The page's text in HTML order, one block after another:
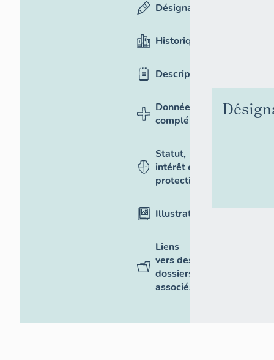
Désignation
Historique
Description
Données
complémentaires
Statut,
intérêt et
protection
Illustrations
Liens
vers des
dossiers
associés